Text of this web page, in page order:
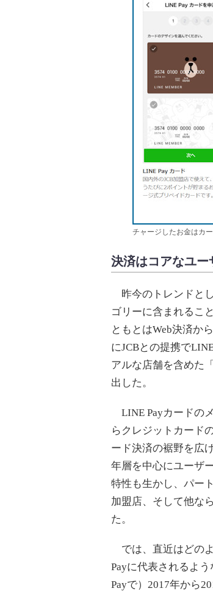
チャージしたお金はカ
決済はコアなユ
昨今のトレンドと
ゴリーに含まれるこ
ともとはWeb決済か
にJCBとの提携で
アルな店舗を含めた
出した。
LINE Payカードの
らクレジットカード
ード決済の裾野を広
年層を中心にユーザ
特性も生かし、パー
加盟店、そして他な
た。
では、直近はどの
Payに代表されるよ
Payで）2017年から